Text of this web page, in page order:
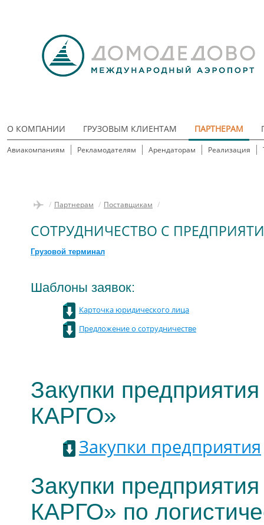
О КОМПАНИИ ГРУЗОВЫМ КЛИЕНТАМ ПАРТНЕРАМ
Авиакомпаниям Рекламодателям Арендаторам Реализация
/ Партнерам / Поставщикам /
СОТРУДНИЧЕСТВО С
Грузовой терминал
Шаблоны заявок:
Карточка юридического лица
Предложение о сотрудничестве
Закупки
КАРГО»
Закупки предприятия
Закупки
КАРГО» по